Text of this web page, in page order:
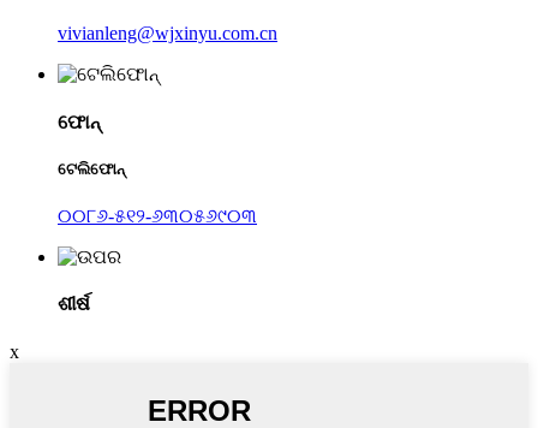
vivianleng@wjxinyu.com.cn
ଫୋନ୍
ଟେଲିଫୋନ୍
୦୦୮୬-୫୧୨-୬୩୦୫୬୯୦୩
ଶୀର୍ଷ
x